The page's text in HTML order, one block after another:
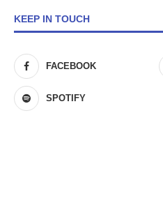
KEEP IN TOUCH
FACEBOOK
SPOTIFY